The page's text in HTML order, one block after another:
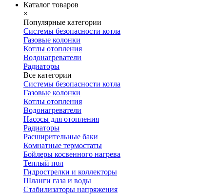
Каталог товаров
×
Популярные категории
Системы безопасности котла
Газовые колонки
Котлы отопления
Водонагреватели
Радиаторы
Все категории
Системы безопасности котла
Газовые колонки
Котлы отопления
Водонагреватели
Насосы для отопления
Радиаторы
Расширительные баки
Комнатные термостаты
Бойлеры косвенного нагрева
Теплый пол
Гидрострелки и коллекторы
Шланги газа и воды
Стабилизаторы напряжения